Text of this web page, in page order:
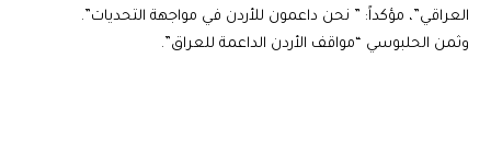
العراقي”، مؤكداً: ” نحن داعمون للأردن في مواجهة التحديات”.
وثمن الحلبوسي “مواقف الأردن الداعمة للعراق”.